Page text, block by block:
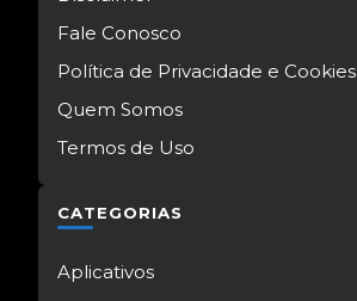
Fale Conosco
Política de Privacidade e Cookies
Quem Somos
Termos de Uso
CATEGORIAS
Aplicativos